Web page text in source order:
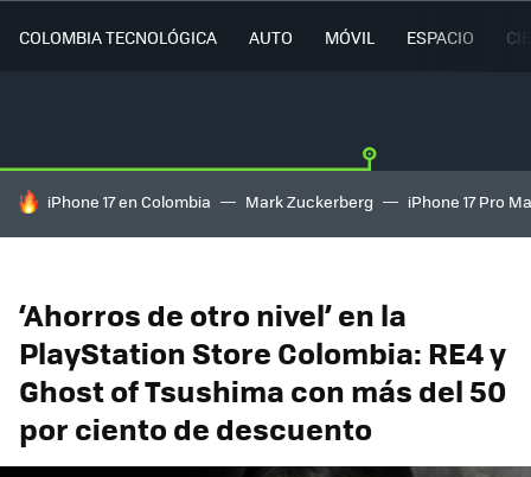
COLOMBIA TECNOLÓGICA AUTO MÓVIL ESPACIO
HOY SE HABLA DE
iPhone 17 en Colombia Mark Zuckerberg iPhone 17 Pro
‘Ahorros de otro nivel’ en la
PlayStation Store Colombia: RE4 y
Ghost of Tsushima con más del 50
por ciento de descuento